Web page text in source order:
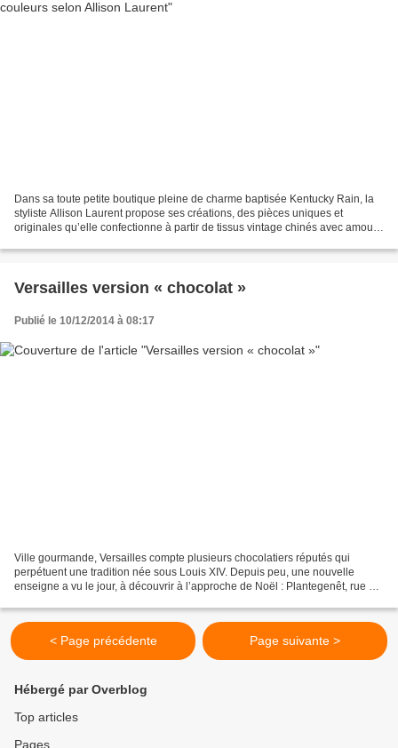
Dans sa toute petite boutique pleine de charme baptisée Kentucky Rain, la
styliste Allison Laurent propose ses créations, des pièces uniques et
originales qu’elle confectionne à partir de tissus vintage chinés avec amour.
Versailles version « chocolat »
Publié le 10/12/2014 à 08:17
Ville gourmande, Versailles compte plusieurs chocolatiers réputés qui
perpétuent une tradition née sous Louis XIV. Depuis peu, une nouvelle
enseigne a vu le jour, à découvrir à l’approche de Noël : Plantegenêt, rue de
< Page précédente Page suivante >
Hébergé par Overblog
Top articles
Pages